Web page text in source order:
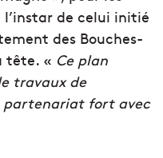
l’instar de celui initié
des Bouches-
tête. « Ce plan
travaux de
partenariat fort avec